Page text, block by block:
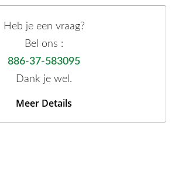
Heb je een vraag?
Bel ons :
886-37-583095
Dank je wel.
Meer Details